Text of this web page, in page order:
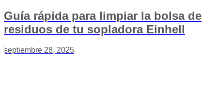
Guía rápida para limpiar la bolsa de
residuos de tu sopladora Einhell
septiembre 28, 2025